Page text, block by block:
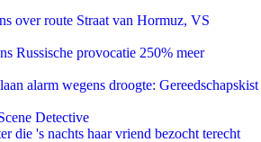
over route Straat van Hormuz, VS
Russische provocatie 250% meer
alarm wegens droogte: Gereedschapskist
Detective
die 's nachts haar vriend bezocht terecht